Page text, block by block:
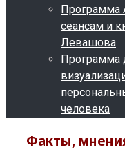
Программа
сеансам и
Левашова
Программа
человека
Факты,